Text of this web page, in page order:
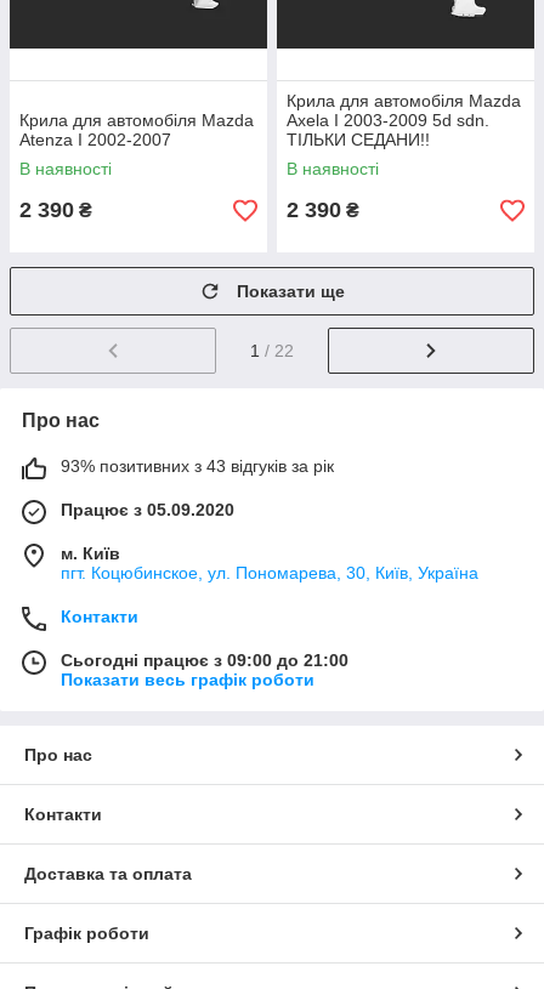
Крила для автомобіля Mazda
Atenza I 2002-2007
В наявності
2 390 ₴
Крила для автомобіля Mazda
Axela I 2003-2009 5d sdn.
ТІЛЬКИ СЕДАНИ!!
В наявності
2 390 ₴
Показати ще
1 / 22
Про нас
93% позитивних з 43 відгуків за рік
Працює з 05.09.2020
м. Київ
пгт. Коцюбинское, ул. Пономарева, 30, Київ, Україна
Контакти
Сьогодні працює з 09:00 до 21:00
Показати весь графік роботи
Про нас
Контакти
Доставка та оплата
Графік роботи